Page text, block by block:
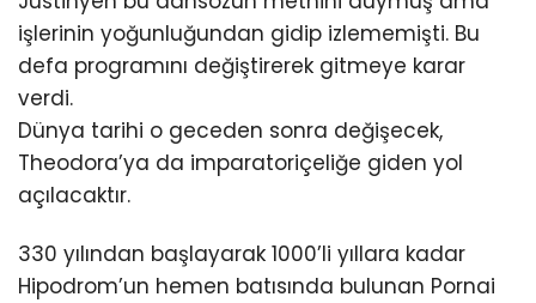
işlerinin yoğunluğundan gidip izlememişti. Bu
defa programını değiştirerek gitmeye karar
verdi.
Dünya tarihi o geceden sonra değişecek,
Theodora’ya da imparatoriçeliğe giden yol
açılacaktır.
330 yılından başlayarak 1000’li yıllara kadar
Hipodrom’un hemen batısında bulunan Pornai